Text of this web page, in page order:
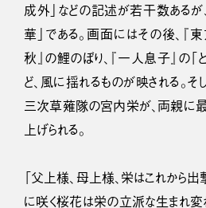
成外」などの記述が若干数ある
華」である。画面にはその後、『
秋』の鯉のぼり、『一人息子』の「
ど、風に揺れるものが映される。
三次草薙隊の宮内栄が、両親に
上げられる。
「父上様、母上様、栄はこれから出
に咲く桜花は栄の立派な生まれ変